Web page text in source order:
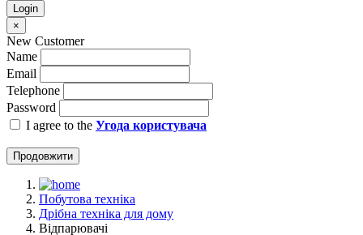
Login
×
New Customer
Name
Email
Telephone
Password
I agree to the Угода користувача
Продовжити
Побутова техніка
Дрібна техніка для дому
Відпарювачі